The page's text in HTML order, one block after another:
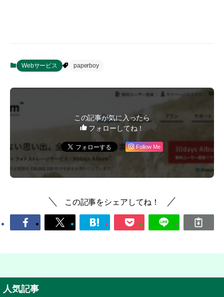
Webサービス paperboy
この記事が気に入ったら
フォローしてね！
Follow Me
この記事をシェアしてね！
人気記事